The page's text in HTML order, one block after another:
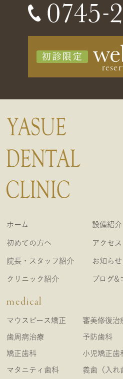
初診限定
ホーム
初めての方へ
院長・スタッフ紹介
クリニック紹介
設備紹介
アクセ
お知らせ
ブログ&
medical
マウスピース矯正 審美修復治
歯周病治療 予防歯科
矯正歯科 小児矯正歯
マタニティ歯科 義歯（入れ